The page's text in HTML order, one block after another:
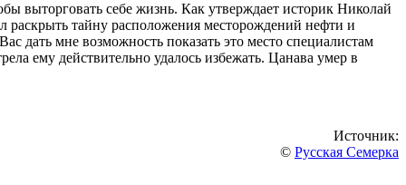
выторговать себе жизнь. Как утверждает историк Николай
раскрыть тайну расположения месторождений нефти и
дать мне возможность показать это место специалистам
ему действительно удалось избежать. Цанава умер в
Источник:
© Русская Семерка